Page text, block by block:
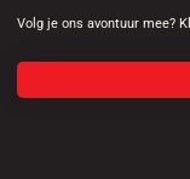
Volg je ons avontuur mee?